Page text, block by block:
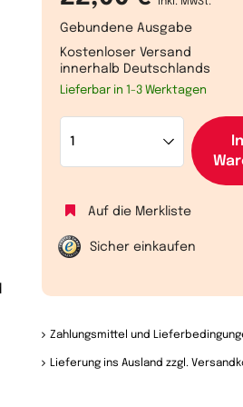
Gebundene Ausgabe
Kostenloser Versand
innerhalb Deutschlands
Lieferbar in 1-3 Werktagen
Auf die Merkliste
Sicher einkaufen
Zahlungsmittel und
Lieferung ins Ausland zzgl.